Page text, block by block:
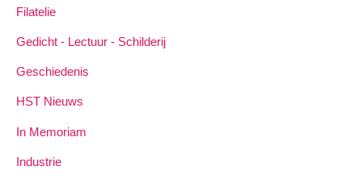
Filatelie
Gedicht - Lectuur - Schilderij
Geschiedenis
HST Nieuws
In Memoriam
Industrie